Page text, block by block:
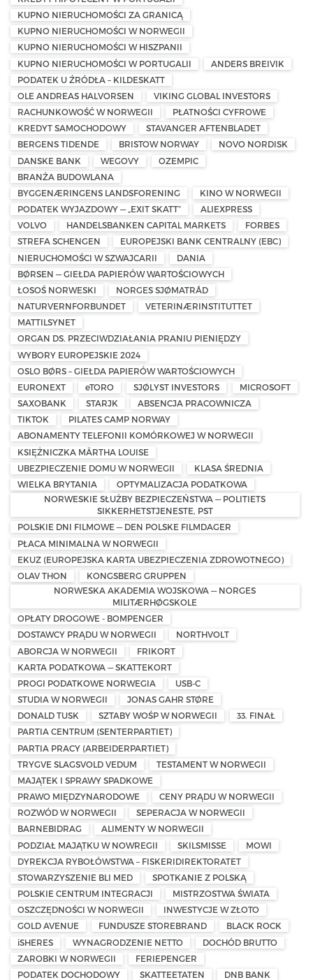
KUPNO NIERUCHOMOŚCI ZA GRANICĄ
KUPNO NIERUCHOMOŚCI W NORWEGII
KUPNO NIERUCHOMOŚCI W HISZPANII
KUPNO NIERUCHOMOŚCI W PORTUGALII
ANDERS BREIVIK
PODATEK U ŹRÓDŁA – KILDESKATT
OLE ANDREAS HALVORSEN
VIKING GLOBAL INVESTORS
RACHUNKOWOŚĆ W NORWEGII
PŁATNOŚCI CYFROWE
KREDYT SAMOCHODOWY
STAVANGER AFTENBLADET
BERGENS TIDENDE
BRISTOW NORWAY
NOVO NORDISK
DANSKE BANK
WEGOVY
OZEMPIC
BRANŻA BUDOWLANA
BYGGENÆRINGENS LANDSFORENING
KINO W NORWEGII
PODATEK WYJAZDOWY — „EXIT SKATT”
ALIEXPRESS
VOLVO
HANDELSBANKEN CAPITAL MARKETS
FORBES
STREFA SCHENGEN
EUROPEJSKI BANK CENTRALNY (EBC)
NIERUCHOMOŚCI W SZWAJCARII
DANIA
BØRSEN — GIEŁDA PAPIERÓW WARTOŚCIOWYCH
ŁOSOŚ NORWESKI
NORGES SJØMATRÅD
NATURVERNFORBUNDET
VETERINÆRINSTITUTTET
MATTILSYNET
ORGAN DS. PRZECIWDZIAŁANIA PRANIU PIENIĘDZY
WYBORY EUROPEJSKIE 2024
OSLO BØRS – GIEŁDA PAPIERÓW WARTOŚCIOWYCH
EURONEXT
eTORO SJØLYST INVESTORS
MICROSOFT
SAXOBANK
STARJK
ABSENCJA PRACOWNICZA
TIKTOK
PILATES CAMP NORWAY
ABONAMENTY TELEFONII KOMÓRKOWEJ W NORWEGII
KSIĘŻNICZKA MÄRTHA LOUISE
UBEZPIECZENIE DOMU W NORWEGII
KLASA ŚREDNIA
WIELKA BRYTANIA
OPTYMALIZACJA PODATKOWA
NORWESKIE SŁUŻBY BEZPIECZEŃSTWA — POLITIETS
SIKKERHETSTJENESTE, PST
POLSKIE DNI FILMOWE — DEN POLSKE FILMDAGER
PŁACA MINIMALNA W NORWEGII
EKUZ (EUROPEJSKA KARTA UBEZPIECZENIA ZDROWOTNEGO)
OLAV THON
KONGSBERG GRUPPEN
NORWESKA AKADEMIA WOJSKOWA — NORGES
MILITÆRHØGSKOLE
OPŁATY DROGOWE - BOMPENGER
DOSTAWCY PRĄDU W NORWEGII
NORTHVOLT
ABORCJA W NORWEGII
FRIKORT
KARTA PODATKOWA — SKATTEKORT
PROGI PODATKOWE NORWEGIA
USB-C
STUDIA W NORWEGII
JONAS GAHR STØRE
DONALD TUSK
SZTABY WOŚP W NORWEGII
33. FINAŁ
PARTIA CENTRUM (SENTERPARTIET)
PARTIA PRACY (ARBEIDERPARTIET)
TRYGVE SLAGSVOLD VEDUM
TESTAMENT W NORWEGII
MAJĄTEK I SPRAWY SPADKOWE
PRAWO MIĘDZYNARODOWE
CENY PRĄDU W NORWEGII
ROZWÓD W NORWEGII
SEPERACJA W NORWEGII
BARNEBIDRAG
ALIMENTY W NORWEGII
PODZIAŁ MAJĄTKU W NOWREGII
SKILSMISSE
MOWI
DYREKCJA RYBOŁÓWSTWA – FISKERIDIREKTORATET
STOWARZYSZENIE BLI MED
SPOTKANIE Z POLSKĄ
POLSKIE CENTRUM INTEGRACJI
MISTRZOSTWA ŚWIATA
OSZCZĘDNOŚCI W NORWEGII
INWESTYCJE W ZŁOTO
GOLD AVENUE
FUNDUSZE STOREBRAND
BLACK ROCK
iSHERES
WYNAGRODZENIE NETTO
DOCHÓD BRUTTO
ZAROBKI W NORWEGII
FERIEPENGER
PODATEK DOCHODOWY
SKATTEETATEN
DNB BANK